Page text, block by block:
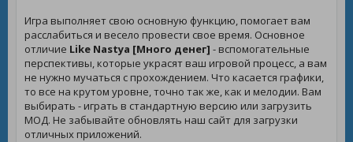
Игра выполняет свою основную функцию, помогает вам
расслабиться и весело провести свое время. Основное
отличие Like Nastya [Много денег] - вспомогательные
перспективы, которые украсят ваш игровой процесс, а вам
не нужно мучаться с прохождением. Что касается графики,
то все на крутом уровне, точно так же, как и мелодии. Вам
выбирать - играть в стандартную версию или загрузить
МОД. Не забывайте обновлять наш сайт для загрузки
отличных приложений.